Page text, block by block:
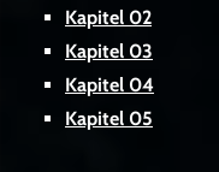
Kapitel 02
Kapitel 03
Kapitel 04
Kapitel 05